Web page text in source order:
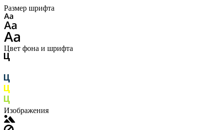
Размер шрифта
Цвет фона и шрифта
Изображения